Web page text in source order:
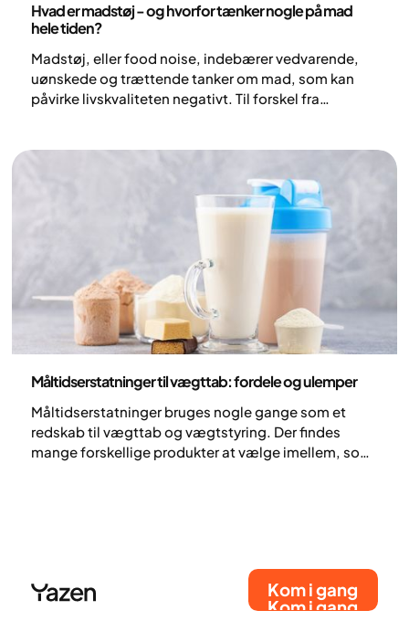
Hvad er madstøj - og hvorfor tænker nogle på mad
hele tiden?
Madstøj, eller food noise, indebærer vedvarende,
uønskede og trættende tanker om mad, som kan
påvirke livskvaliteten negativt. Til forskel fra
et relativt nyt begreb inden for forskningen og
sætter ord på noget, som mange længe har kunnet
Måltidserstatninger til vægttab: fordele og ulemper
Måltidserstatninger bruges nogle gange som et
redskab til vægttab og vægtstyring. Der findes
mange forskellige produkter at vælge imellem, som
ulemper ved at bruge måltidserstatninger til
vægttab.
Kom i gang
Kom i gang